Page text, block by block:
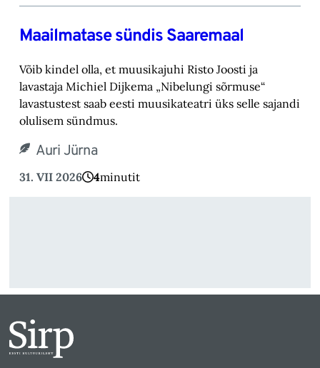
Maailmatase sündis Saaremaal
Võib kindel olla, et muusikajuhi Risto Joosti ja
lavastaja Michiel Dijkema „Nibelungi sõrmuse“
lavastustest saab eesti muusikateatri üks selle sajandi
olulisem sündmus.
Auri Jürna
31. VII 2026 4minutit